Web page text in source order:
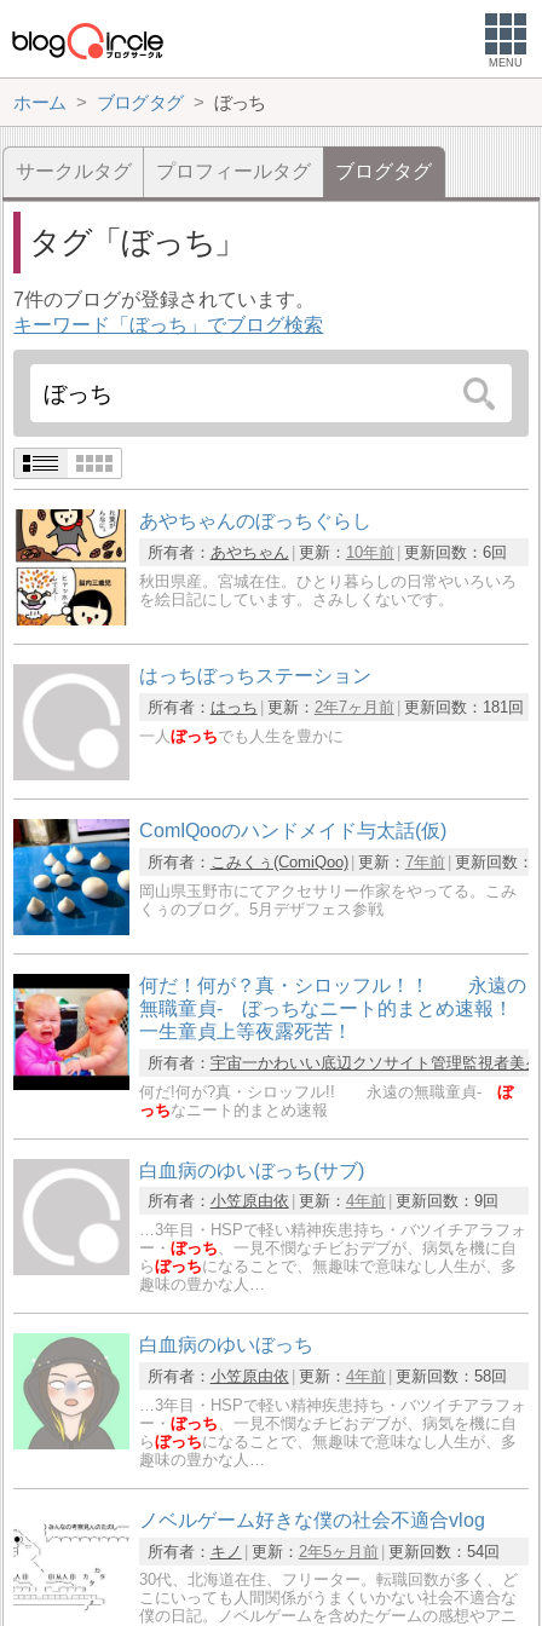
MENU
ホーム ブログタグ ぼっち
サークルタグ プロフィールタグ ブログタグ
タグ ぼっち
7件のブログが登録されています。
キーワード「ぼっち」でブログ検索
あやちゃんのぼっちぐらし
所有者： あやちゃん 更新： 10年前 更新回数： 6回
秋田県産。宮城在住。ひとり暮らしの日常やいろいろ
を絵日記にしています。さみしくないです。
はっちぼっちステーション
所有者： はっち 更新： 2年7ヶ月前 更新回数： 181回
一人ぼっちでも人生を豊かに
ComIQooのハンドメイド与太話(仮)
所有者： こみくぅ(ComiQoo) 更新： 7年前 更新回数：
岡山県玉野市にてアクセサリー作家をやってる。こみ
くぅのブログ。5月デザフェス参戦
何だ！何が？真・シロッフル！！ 永遠の
無職童貞- ぼっちなニート的まとめ速報！
一生童貞上等夜露死苦！
所有者： 宇宙一かわいい底辺クソサイト管理監視者美
何だ!何が?真・シロッフル!! 永遠の無職童貞-ぼ
っちなニート的まとめ速報
白血病のゆいぼっち(サブ)
所有者： 小笠原由依 更新： 4年前 更新回数： 9回
…3年目・HSPで軽い精神疾患持ち・バツイチアラフォ
ー・ぼっち、一見不憫なチビおデブが、病気を機に自
らぼっちになることで、無趣味で意味なし人生が、多
趣味の豊かな人…
白血病のゆいぼっち
所有者： 小笠原由依 更新： 4年前 更新回数： 58回
…3年目・HSPで軽い精神疾患持ち・バツイチアラフォ
ー・ぼっち 、一見不憫なチビおデブが、病気を機に自
らぼっちになることで、無趣味で意味なし人生が、多
趣味の豊かな人…
ノベルゲーム好きな僕の社会不適合vlog
所有者： キノ 更新： 2年5ヶ月前 更新回数： 54回
30代、北海道在住、フリーター。転職回数が多く、ど
こにいっても人間関係がうまくいかない社会不適合な
僕の日記。ノベルゲームを含めたゲームの感想やアニ